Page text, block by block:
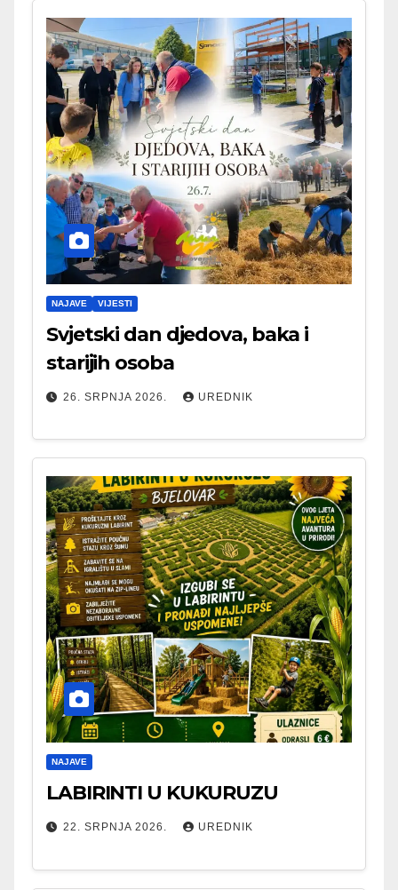
NAJAVE VIJESTI
Svjetski dan djedova, baka i
starijih osoba
26. SRPNJA 2026. UREDNIK
NAJAVE
LABIRINTI U KUKURUZU
22. SRPNJA 2026. UREDNIK